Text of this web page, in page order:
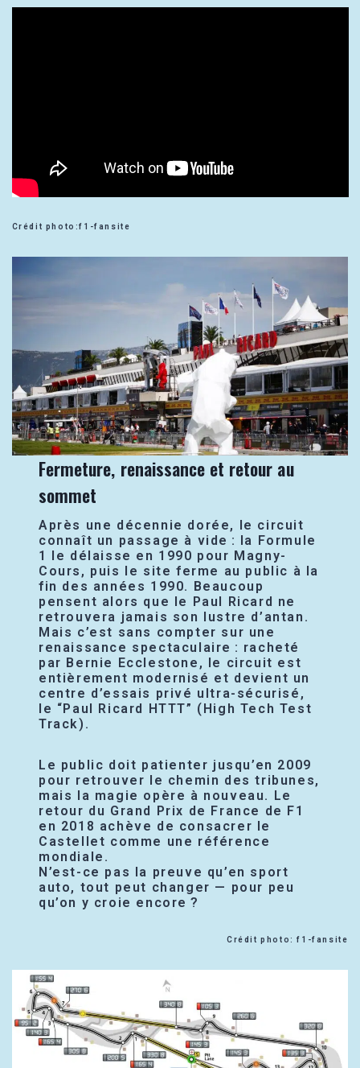
Crédit photo:f1-fansite
Fermeture, renaissance et retour au
sommet
Après une décennie dorée, le circuit
connaît un passage à vide : la Formule
1 le délaisse en 1990 pour Magny-
Cours, puis le site ferme au public à la
fin des années 1990. Beaucoup
pensent alors que le Paul Ricard ne
retrouvera jamais son lustre d’antan.
Mais c’est sans compter sur une
renaissance spectaculaire : racheté
par Bernie Ecclestone, le circuit est
entièrement modernisé et devient un
centre d’essais privé ultra-sécurisé,
le “Paul Ricard HTTT” (High Tech Test
Track).
Le public doit patienter jusqu’en 2009
pour retrouver le chemin des tribunes,
mais la magie opère à nouveau. Le
retour du Grand Prix de France de F1
en 2018 achève de consacrer le
Castellet comme une référence
mondiale.
N’est-ce pas la preuve qu’en sport
auto, tout peut changer — pour peu
qu’on y croie encore ?
Crédit photo: f1-fansite